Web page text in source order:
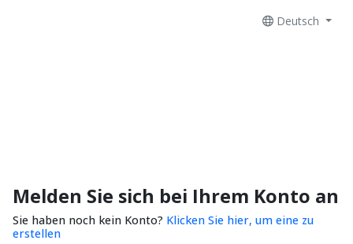
Deutsch
Melden Sie sich bei Ihrem Konto an
Sie haben noch kein Konto? Klicken Sie hier, um eine zu
erstellen